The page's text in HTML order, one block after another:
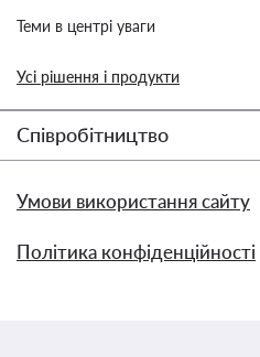
Теми в центрі уваги
Усі рішення і продукти
Співробітництво
Умови використання сайту
Політика конфіденційності